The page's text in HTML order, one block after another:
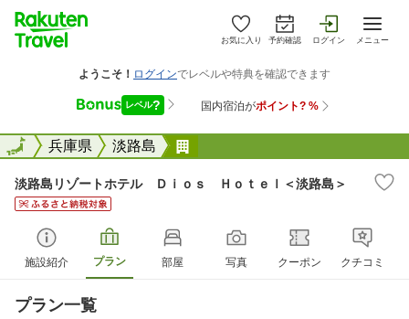
お気に入り 予約確認 ログイン メニュー
全国兵庫県 淡路島
全国
淡路島リゾートホテル Ｄｉｏｓ Ｈｏｔｅｌ＜淡路島＞
施設紹介 プラン 部屋 写真 クーポン クチコミ
プラン一覧